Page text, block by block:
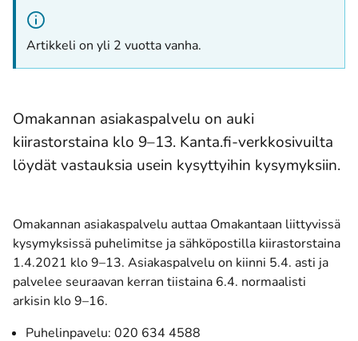
Artikkeli on yli 2 vuotta vanha.
Omakannan asiakaspalvelu on auki
kiirastorstaina klo 9–13. Kanta.fi-verkkosivuilta
löydät vastauksia usein kysyttyihin kysymyksiin.
Omakannan asiakaspalvelu auttaa Omakantaan liittyvissä
kysymyksissä puhelimitse ja sähköpostilla kiirastorstaina
1.4.2021 klo 9–13. Asiakaspalvelu on kiinni 5.4. asti ja
palvelee seuraavan kerran tiistaina 6.4. normaalisti
arkisin klo 9–16.
Puhelinpavelu: 020 634 4588